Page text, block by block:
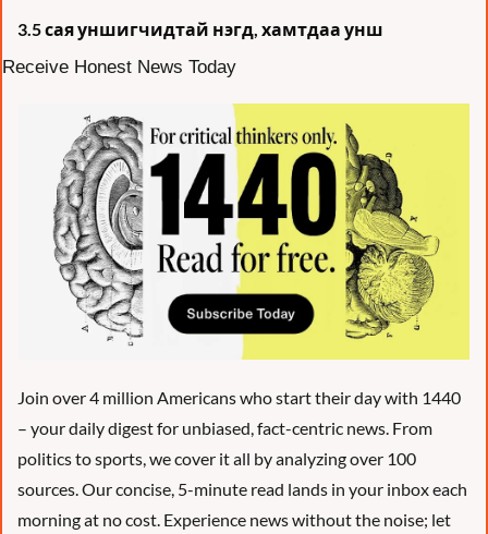
3.5 сая уншигчидтай нэгд, хамтдаа унш
Receive Honest News Today
Join over 4 million Americans who start their day with 1440
– your daily digest for unbiased, fact-centric news. From
politics to sports, we cover it all by analyzing over 100
sources. Our concise, 5-minute read lands in your inbox each
morning at no cost. Experience news without the noise; let